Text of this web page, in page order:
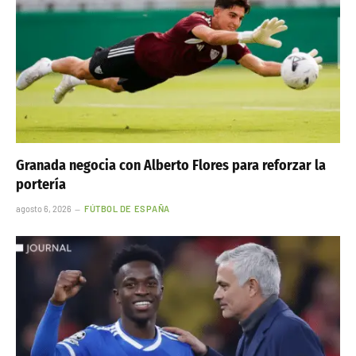
Granada negocia con Alberto Flores para reforzar la
portería
agosto 6, 2026 FÚTBOL DE ESPAÑA